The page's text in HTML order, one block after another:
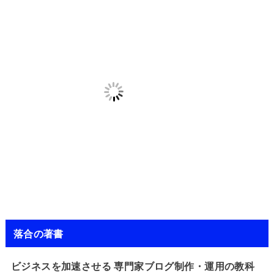
落合の著書
ビジネスを加速させる 専門家ブログ制作・運用の教科